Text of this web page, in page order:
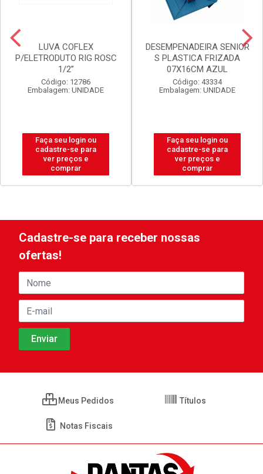
LUVA COFLEX
P/ELETRODUTO RIG ROSC
1/2”
Código: 12786
Embalagem: UNIDADE
Faça seu login ou
cadastre-se para
ver preços e
comprar
DESEMPENADEIRA SENIOR
S PLASTICA FRIZADA
07X16CM AZUL
Código: 43334
Embalagem: UNIDADE
Faça seu login ou
cadastre-se para
ver preços e
comprar
Cadastre-se para receber nossas
ofertas!
Meus Pedidos Títulos
Notas Fiscais